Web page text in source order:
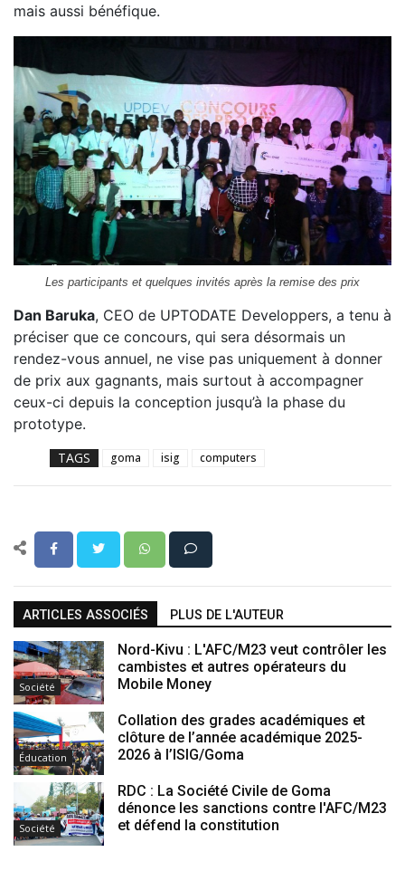
mais aussi bénéfique.
Les participants et quelques invités après la remise des prix
Dan Baruka, CEO de UPTODATE Developpers, a tenu à
préciser que ce concours, qui sera désormais un
rendez-vous annuel, ne vise pas uniquement à donner
de prix aux gagnants, mais surtout à accompagner
ceux-ci depuis la conception jusqu’à la phase du
prototype.
TAGS goma isig computers
ARTICLES ASSOCIÉS PLUS DE L'AUTEUR
Société
Nord-Kivu : L'AFC/M23 veut contrôler les
cambistes et autres opérateurs du
Mobile Money
Éducation
Collation des grades académiques et
clôture de l’année académique 2025-
2026 à l’ISIG/Goma
Société
RDC : La Société Civile de Goma
dénonce les sanctions contre l'AFC/M23
et défend la constitution